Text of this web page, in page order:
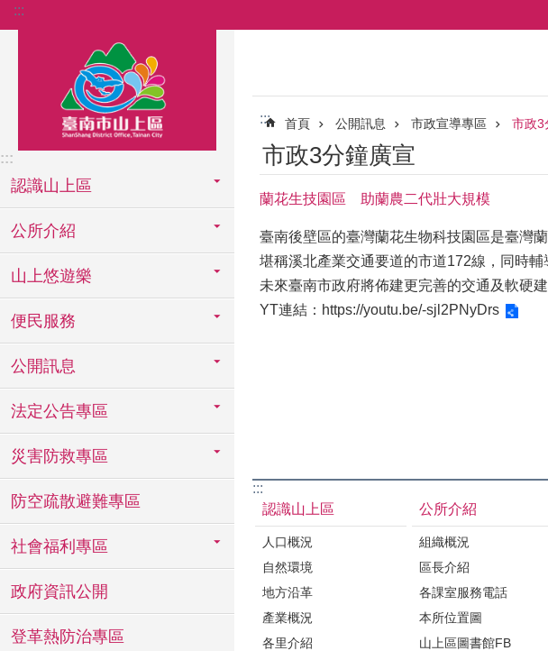
跳到主要內容區塊
:::
:::
認識山上區
公所介紹
山上悠遊樂
便民服務
公開訊息
法定公告專區
災害防救專區
防空疏散避難專區
社會福利專區
政府資訊公開
登革熱防治專區
::: 首頁 公開訊息 市政宣導專區 市政3
市政3分鐘廣宣
蘭花生技園區 助蘭農二代壯大規模
臺南後壁區的臺灣蘭花生物科技園區是臺灣
堪稱溪北產業交通要道的市道172線，同時
未來臺南市政府將佈建更完善的交通及軟硬
YT連結： https://youtu.be/-sjl2PNyDrs
:::
認識山上區
人口概況
自然環境
地方沿革
產業概況
各里介紹
公所介紹
組織概況
區長介紹
各課室服務電話
本所位置圖
山上區圖書館FB